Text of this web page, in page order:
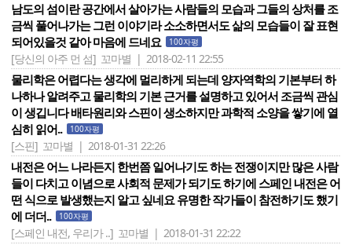
남도의 섬이란 공간에서 살아가는 사람들의 모습과 그들의 상처를 조
금씩 풀어나가는 그런 이야기라 소소하면서도 삶의 모습들이 잘 표현
되어있을것 같아 마음에 드네요
100자평
[당신의 아주 먼 섬] 꼬마별 | 2018-02-11 22:55
물리학은 어렵다는 생각에 멀리하게 되는데 양자역학의 기본부터 하
나하나 알려주고 물리학의 기본 근거를 설명하고 있어서 조금씩 관심
이 생깁니다 배타원리와 스핀이 생소하지만 과학적 소양을 쌓기에 열
심히 읽어..
100자평
[스핀] 꼬마별 | 2018-01-31 22:26
내전은 어느 나라든지 한번쯤 일어나기도 하는 전쟁이지만 많은 사람
들이 다치고 이념으로 사회적 문제가 되기도 하기에 스페인 내전은 어
떤 식으로 발생했는지 알고 싶네요 유명한 작가들이 참전하기도 했기
에 더더..
100자평
[스페인 내전, 우리가 ..] 꼬마별 | 2018-01-31 22:22